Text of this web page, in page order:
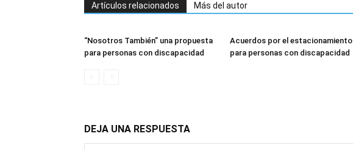
Artículos relacionados Más del autor
“Nosotros También” una propuesta
para personas con discapacidad
Acuerdos por el estacionamiento
para personas con discapacidad
DEJA UNA RESPUESTA